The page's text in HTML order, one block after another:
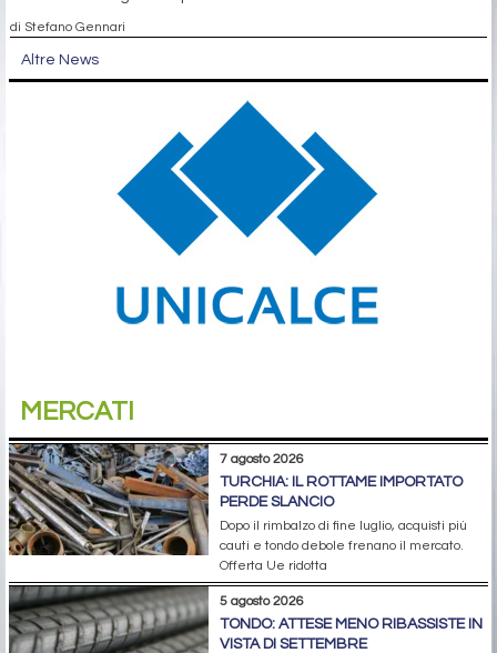
di Stefano Gennari
Altre News
MERCATI
7 agosto 2026
TURCHIA: IL ROTTAME IMPORTATO
PERDE SLANCIO
Dopo il rimbalzo di fine luglio, acquisti più
cauti e tondo debole frenano il mercato.
Offerta Ue ridotta
5 agosto 2026
TONDO: ATTESE MENO RIBASSISTE IN
VISTA DI SETTEMBRE